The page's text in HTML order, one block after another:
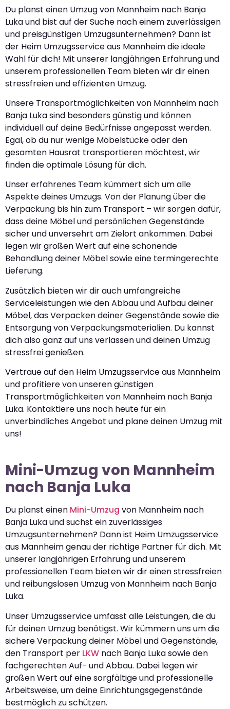
Du planst einen Umzug von Mannheim nach Banja
Luka und bist auf der Suche nach einem zuverlässigen
und preisgünstigen Umzugsunternehmen? Dann ist
der Heim Umzugsservice aus Mannheim die ideale
Wahl für dich! Mit unserer langjährigen Erfahrung und
unserem professionellen Team bieten wir dir einen
stressfreien und effizienten Umzug.
Unsere Transportmöglichkeiten von Mannheim nach
Banja Luka sind besonders günstig und können
individuell auf deine Bedürfnisse angepasst werden.
Egal, ob du nur wenige Möbelstücke oder den
gesamten Hausrat transportieren möchtest, wir
finden die optimale Lösung für dich.
Unser erfahrenes Team kümmert sich um alle
Aspekte deines Umzugs. Von der Planung über die
Verpackung bis hin zum Transport – wir sorgen dafür,
dass deine Möbel und persönlichen Gegenstände
sicher und unversehrt am Zielort ankommen. Dabei
legen wir großen Wert auf eine schonende
Behandlung deiner Möbel sowie eine termingerechte
Lieferung.
Zusätzlich bieten wir dir auch umfangreiche
Serviceleistungen wie den Abbau und Aufbau deiner
Möbel, das Verpacken deiner Gegenstände sowie die
Entsorgung von Verpackungsmaterialien. Du kannst
dich also ganz auf uns verlassen und deinen Umzug
stressfrei genießen.
Vertraue auf den Heim Umzugsservice aus Mannheim
und profitiere von unseren günstigen
Transportmöglichkeiten von Mannheim nach Banja
Luka. Kontaktiere uns noch heute für ein
unverbindliches Angebot und plane deinen Umzug mit
uns!
Mini-Umzug von Mannheim
nach Banja Luka
Du planst einen Mini-Umzug von Mannheim nach
Banja Luka und suchst ein zuverlässiges
Umzugsunternehmen? Dann ist Heim Umzugsservice
aus Mannheim genau der richtige Partner für dich. Mit
unserer langjährigen Erfahrung und unserem
professionellen Team bieten wir dir einen stressfreien
und reibungslosen Umzug von Mannheim nach Banja
Luka.
Unser Umzugsservice umfasst alle Leistungen, die du
für deinen Umzug benötigst. Wir kümmern uns um die
sichere Verpackung deiner Möbel und Gegenstände,
den Transport per LKW nach Banja Luka sowie den
fachgerechten Auf- und Abbau. Dabei legen wir
großen Wert auf eine sorgfältige und professionelle
Arbeitsweise, um deine Einrichtungsgegenstände
bestmöglich zu schützen.